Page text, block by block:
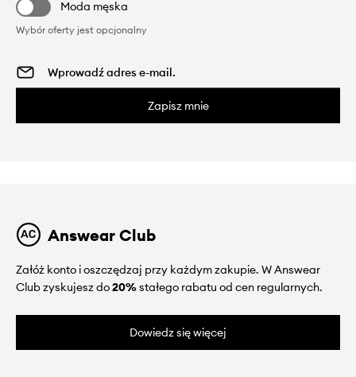
Moda męska
Wybór oferty jest opcjonalny
Zapisz mnie
Answear Club
Załóż konto i oszczędzaj przy każdym zakupie. W Answear
Club zyskujesz do20%stałego rabatu od cen regularnych.
Dowiedz się więcej